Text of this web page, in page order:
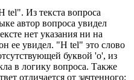
tel". Из текста вопроса
автор вопроса увидел
нет указания ни на
ее увидел. "H tel" это слово
буквой 'o', из
в логику вопроса. Также
отличается от зачтенного: